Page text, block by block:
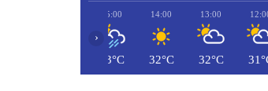
13:00
32°C
14:00
32°C
15:00
33°C
‹